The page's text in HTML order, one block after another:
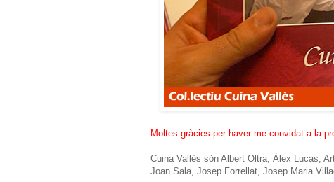
Moltes gràcies per haver-me convidat a la
Cuina Vallès són Albert Oltra, Àlex Lucas,
Joan Sala, Josep Forrellat, Josep Maria